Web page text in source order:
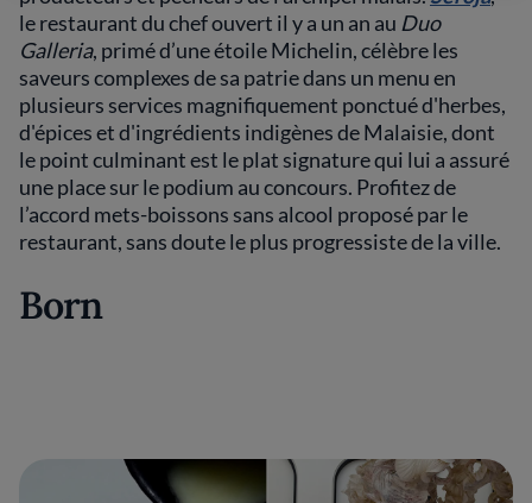
le restaurant du chef ouvert il y a un an au Duo
Galleria, primé d’une étoile Michelin, célèbre les
saveurs complexes de sa patrie dans un menu en
plusieurs services magnifiquement ponctué d'herbes,
d'épices et d'ingrédients indigènes de Malaisie, dont
le point culminant est le plat signature qui lui a assuré
une place sur le podium au concours. Profitez de
l’accord mets-boissons sans alcool proposé par le
restaurant, sans doute le plus progressiste de la ville.
Born